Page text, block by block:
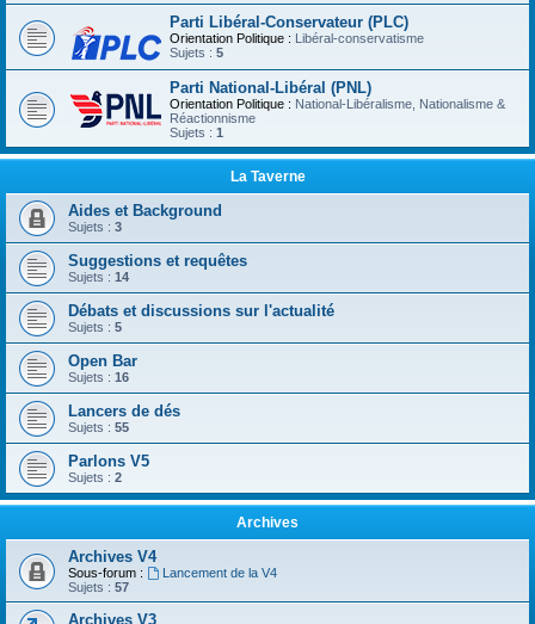
Parti Libéral-Conservateur (PLC)
Orientation Politique : Libéral-conservatisme
Sujets : 5
Parti National-Libéral (PNL)
Orientation Politique : National-Libéralisme, Nationalisme &
Réactionnisme
Sujets : 1
La Taverne
Aides et Background
Sujets : 3
Suggestions et requêtes
Sujets : 14
Débats et discussions sur l'actualité
Sujets : 5
Open Bar
Sujets : 16
Lancers de dés
Sujets : 55
Parlons V5
Sujets : 2
Archives
Archives V4
Sous-forum :
Lancement de la V4
Sujets : 57
Archives V3